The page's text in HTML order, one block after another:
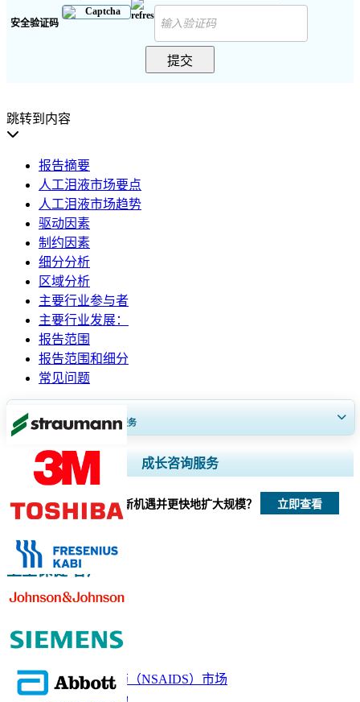
安全验证码
提交
跳转到内容
报告摘要
人工泪液市场要点
人工泪液市场趋势
驱动因素
制约因素
细分分析
区域分析
主要行业参与者
主要行业发展：
报告范围
报告范围和细分
常见问题
获得30至60小时免费定制服务
扩大区域和国家覆盖范围， 细分市场分析， 公司简介， 竞争基准分析，
以及最终用户洞察。
立即定制
成长咨询服务
我们如何帮助您发现新机遇并更快地扩大规模？ 立即查看
卫生保健 客户
相关报道
非甾体类抗炎药（NSAIDS）市场
干眼综合征市场